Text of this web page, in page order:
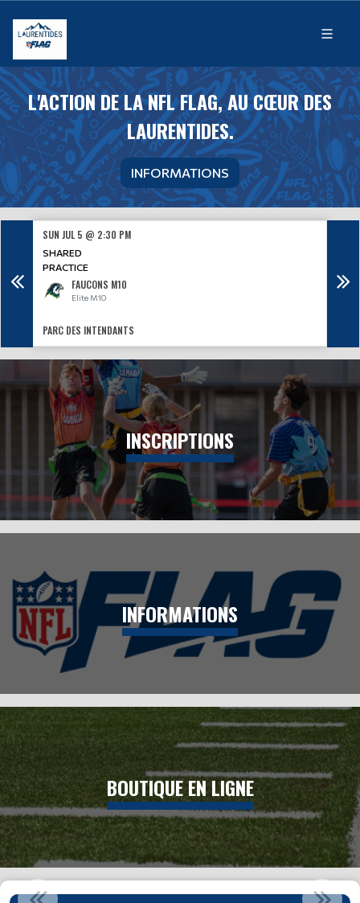
L'ACTION DE LA NFL FLAG, AU CŒUR DES
LAURENTIDES.
INFORMATIONS
SUN JUL 5 @ 2:30 PM
SHARED
PRACTICE
FAUCONS M10
Elite M10
PARC DES INTENDANTS
INSCRIPTIONS
INFORMATIONS
BOUTIQUE EN LIGNE
6 JUIN 2026 - ANNULÉ - ORAGES